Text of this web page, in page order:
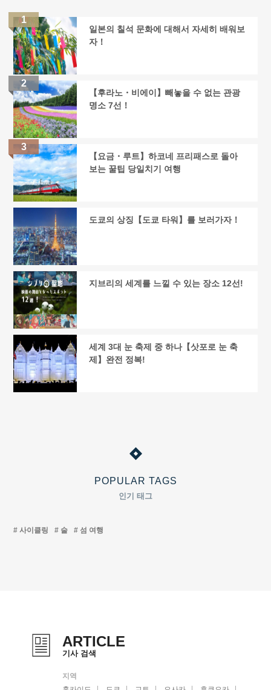
POPULAR TAGS
인기 태그
사이클링 술 섬 여행
일본의 칠석 문화에 대해서 자세히 배워보
자！
【후라노・비에이】빼놓을 수 없는 관광
명소 7선！
【요금・루트】하코네 프리패스로 돌아
보는 꿀팁 당일치기 여행
도쿄의 상징【도쿄 타워】를 보러가자！
지브리의 세계를 느낄 수 있는 장소 12선!
세계 3대 눈 축제 중 하나【삿포로 눈 축
제】완전 정복!
ARTICLE
기사 검색
지역